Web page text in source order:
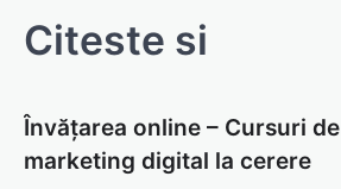
articole
Citeste si
Învățarea online – Cursuri de
marketing digital la cerere